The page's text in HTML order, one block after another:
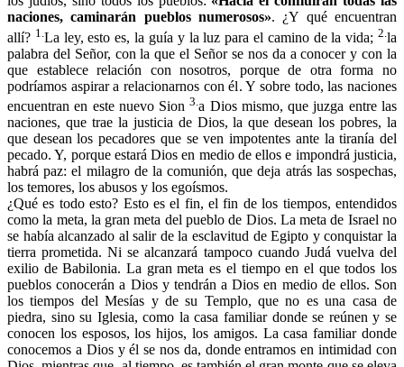
naciones, caminarán pueblos numerosos». ¿Y qué encuentran
allí? 1. La ley, esto es, la guía y la luz para el camino de la vida; 2. la
palabra del Señor, con la que el Señor se nos da a conocer y con la
que establece relación con nosotros, porque de otra forma no
podríamos aspirar a relacionarnos con él. Y sobre todo, las naciones
encuentran en este nuevo Sion3. a Dios mismo, que juzga entre las
naciones, que trae la justicia de Dios, la que desean los pobres, la
que desean los pecadores que se ven impotentes ante la tiranía del
pecado. Y, porque estará Dios en medio de ellos e impondrá justicia,
habrá paz: el milagro de la comunión, que deja atrás las sospechas,
los temores, los abusos y los egoísmos.
¿Qué es todo esto? Esto es el fin, el fin de los tiempos, entendidos
como la meta, la gran meta del pueblo de Dios. La meta de Israel no
se había alcanzado al salir de la esclavitud de Egipto y conquistar la
tierra prometida. Ni se alcanzará tampoco cuando Judá vuelva del
exilio de Babilonia. La gran meta es el tiempo en el que todos los
pueblos conocerán a Dios y tendrán a Dios en medio de ellos. Son
los tiempos del Mesías y de su Templo, que no es una casa de
piedra, sino su Iglesia, como la casa familiar donde se reúnen y se
conocen los esposos, los hijos, los amigos. La casa familiar donde
conocemos a Dios y él se nos da, donde entramos en intimidad con